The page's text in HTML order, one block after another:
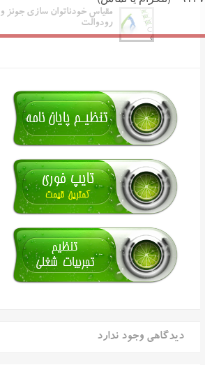
مقیاس خودناتوان سازی جونز و
رودوالت
دیدگاهی وجود ندارد